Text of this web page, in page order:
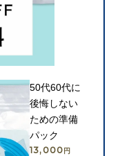
50代60代に
後悔しない
ための準備
パック
13,000円